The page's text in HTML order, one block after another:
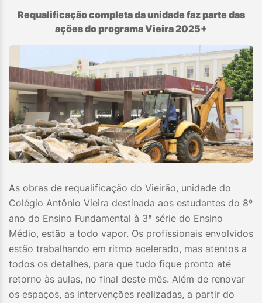
Requalificação completa da unidade faz parte das
ações do programa Vieira 2025+
As obras de requalificação do Vieirão, unidade do
Colégio Antônio Vieira destinada aos estudantes do 8º
ano do Ensino Fundamental à 3ª série do Ensino
Médio, estão a todo vapor. Os profissionais envolvidos
estão trabalhando em ritmo acelerado, mas atentos a
todos os detalhes, para que tudo fique pronto até
retorno às aulas, no final deste mês. Além de renovar
os espaços, as intervenções realizadas, a partir do